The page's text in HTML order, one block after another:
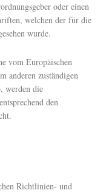
oder einen
welchen der für die
wurde.
vom Europäischen
anderen zuständigen
werden die
den
Richtlinien- und